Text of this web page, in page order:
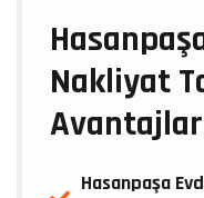
Nakliyat
Hasanpaşa